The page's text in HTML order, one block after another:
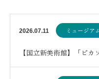
2026.07.11 ミュージア
【国立新美術館】「ピ